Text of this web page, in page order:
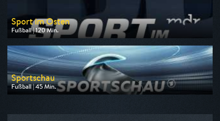
Sport im Osten
Fußball | 120 Min.
Ausgestrahlt von MDR
am 15.08.2026, 14:00
Sportschau
Fußball | 45 Min.
Ausgestrahlt von ARD